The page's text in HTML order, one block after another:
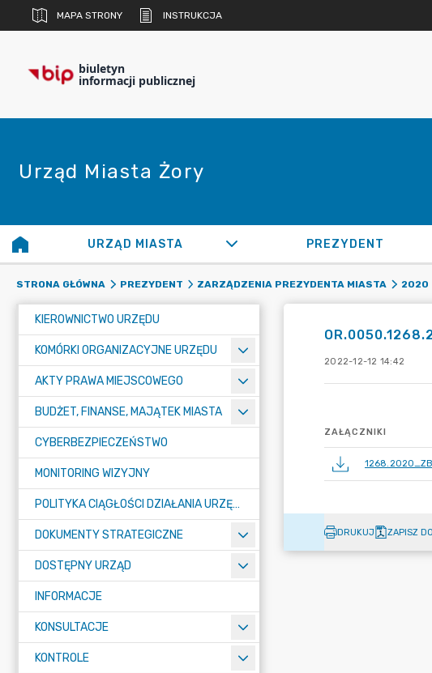
MAPA STRONY INSTRUKCJA
biuletyn
informacji publicznej
Urząd Miasta Żory
URZĄD MIASTA PREZYDENT
STRONA GŁÓWNA PREZYDENT ZARZĄDZENIA PREZYDENTA MIASTA 2020
KIEROWNICTWO URZĘDU
KOMÓRKI ORGANIZACYJNE URZĘDU
AKTY PRAWA MIEJSCOWEGO
BUDŻET, FINANSE, MAJĄTEK MIASTA
CYBERBEZPIECZEŃSTWO
MONITORING WIZYJNY
POLITYKA CIĄGŁOŚCI DZIAŁANIA URZĘDU MIASTA ŻORY
DOKUMENTY STRATEGICZNE
DOSTĘPNY URZĄD
INFORMACJE
KONSULTACJE
KONTROLE
2022-12-12 14:42
ZAŁĄCZNIKI
DRUKUJ ZAPISZ